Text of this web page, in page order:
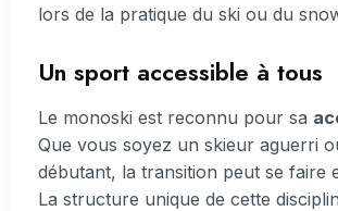
lors de la pratique du ski ou du
Un sport accessible à tous
Le monoski est reconnu pour sa
Que vous soyez un skieur aguerri
débutant, la transition peut se faire
La structure unique de cette